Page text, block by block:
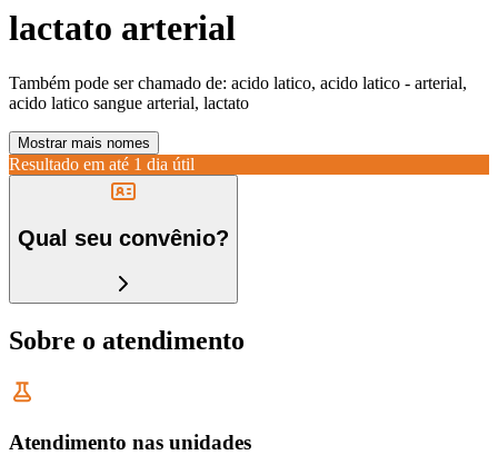
lactato arterial
Também pode ser chamado de: acido latico, acido latico - arterial,
acido latico sangue arterial, lactato
Mostrar mais nomes
Resultado em até 1 dia útil
Qual seu convênio?
Sobre o atendimento
Atendimento nas unidades